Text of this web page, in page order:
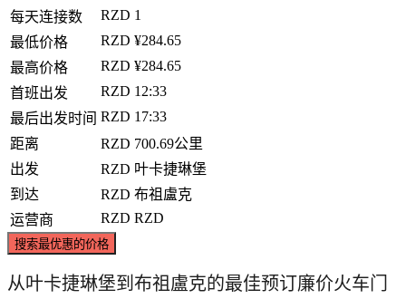
每天连接数
RZD 1
最低价格
RZD ¥284.65
最高价格
RZD ¥284.65
首班出发
RZD 12:33
最后出发时间 RZD 17:33
距离
RZD 700.69公里
出发
RZD 叶卡捷琳堡
到达
RZD 布祖盧克
运营商
RZD RZD
搜索最优惠的价格
从叶卡捷琳堡到布祖盧克的最佳预订廉价火车门